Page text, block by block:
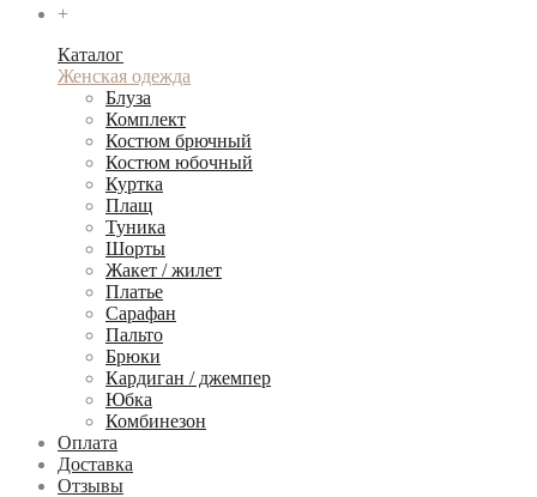
+
Каталог
Женская одежда
Блуза
Комплект
Костюм брючный
Костюм юбочный
Куртка
Плащ
Туника
Шорты
Жакет / жилет
Платье
Сарафан
Пальто
Брюки
Кардиган / джемпер
Юбка
Комбинезон
Оплата
Доставка
Отзывы